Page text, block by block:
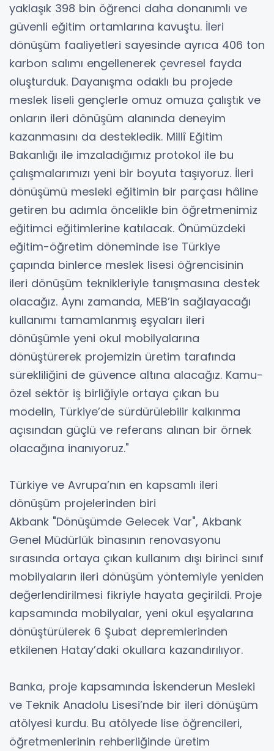
yaklaşık 398 bin öğrenci daha donanımlı ve
güvenli eğitim ortamlarına kavuştu. İleri
dönüşüm faaliyetleri sayesinde ayrıca 406 ton
karbon salımı engellenerek çevresel fayda
oluşturduk. Dayanışma odaklı bu projede
meslek liseli gençlerle omuz omuza çalıştık ve
onların ileri dönüşüm alanında deneyim
kazanmasını da destekledik. Millî Eğitim
Bakanlığı ile imzaladığımız protokol ile bu
çalışmalarımızı yeni bir boyuta taşıyoruz. İleri
dönüşümü mesleki eğitimin bir parçası hâline
getiren bu adımla öncelikle bin öğretmenimiz
eğitimci eğitimlerine katılacak. Önümüzdeki
eğitim-öğretim döneminde ise Türkiye
çapında binlerce meslek lisesi öğrencisinin
ileri dönüşüm teknikleriyle tanışmasına destek
olacağız. Aynı zamanda, MEB’in sağlayacağı
kullanımı tamamlanmış eşyaları ileri
dönüşümle yeni okul mobilyalarına
dönüştürerek projemizin üretim tarafında
sürekliliğini de güvence altına alacağız. Kamu-
özel sektör iş birliğiyle ortaya çıkan bu
modelin, Türkiye’de sürdürülebilir kalkınma
açısından güçlü ve referans alınan bir örnek
olacağına inanıyoruz."
Türkiye ve Avrupa’nın en kapsamlı ileri
dönüşüm projelerinden biri
Akbank "Dönüşümde Gelecek Var", Akbank
Genel Müdürlük binasının renovasyonu
sırasında ortaya çıkan kullanım dışı birinci sınıf
mobilyaların ileri dönüşüm yöntemiyle yeniden
değerlendirilmesi fikriyle hayata geçirildi. Proje
kapsamında mobilyalar, yeni okul eşyalarına
dönüştürülerek 6 Şubat depremlerinden
etkilenen Hatay’daki okullara kazandırılıyor.
Banka, proje kapsamında İskenderun Mesleki
ve Teknik Anadolu Lisesi’nde bir ileri dönüşüm
atölyesi kurdu. Bu atölyede lise öğrencileri,
öğretmenlerinin rehberliğinde üretim